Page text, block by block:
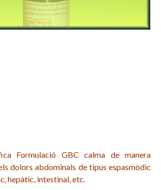
Formulació GBC calma de manera
dolors abdominals de tipus espasmòdic
hepàtic, intestinal, etc.